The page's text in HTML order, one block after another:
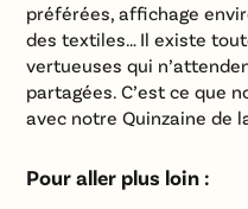
préférées, affichage
des textiles… Il existe
vertueuses qui
partagées. C’est ce que
avec notre Quinzaine de
Pour aller plus loin :